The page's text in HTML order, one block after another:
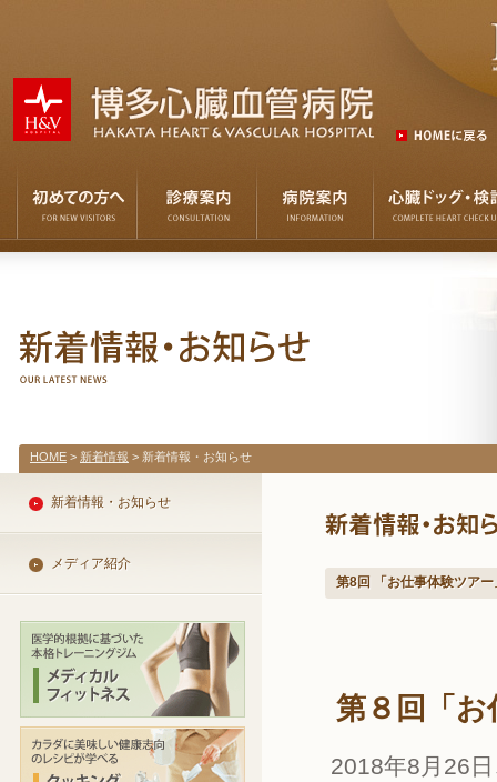
HOME > 新着情報 > 新着情報・お知らせ
新着情報・お知らせ
メディア紹介
第8回 「お仕事体験ツア
第８回「
2018年8月26